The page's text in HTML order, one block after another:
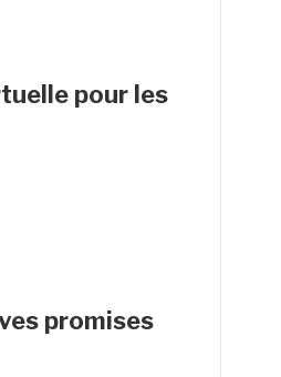
pour les
promises